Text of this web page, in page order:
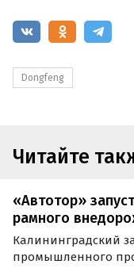
Dongfeng
Читайте
«Автотор»
рамного
Калининградский
промышленного